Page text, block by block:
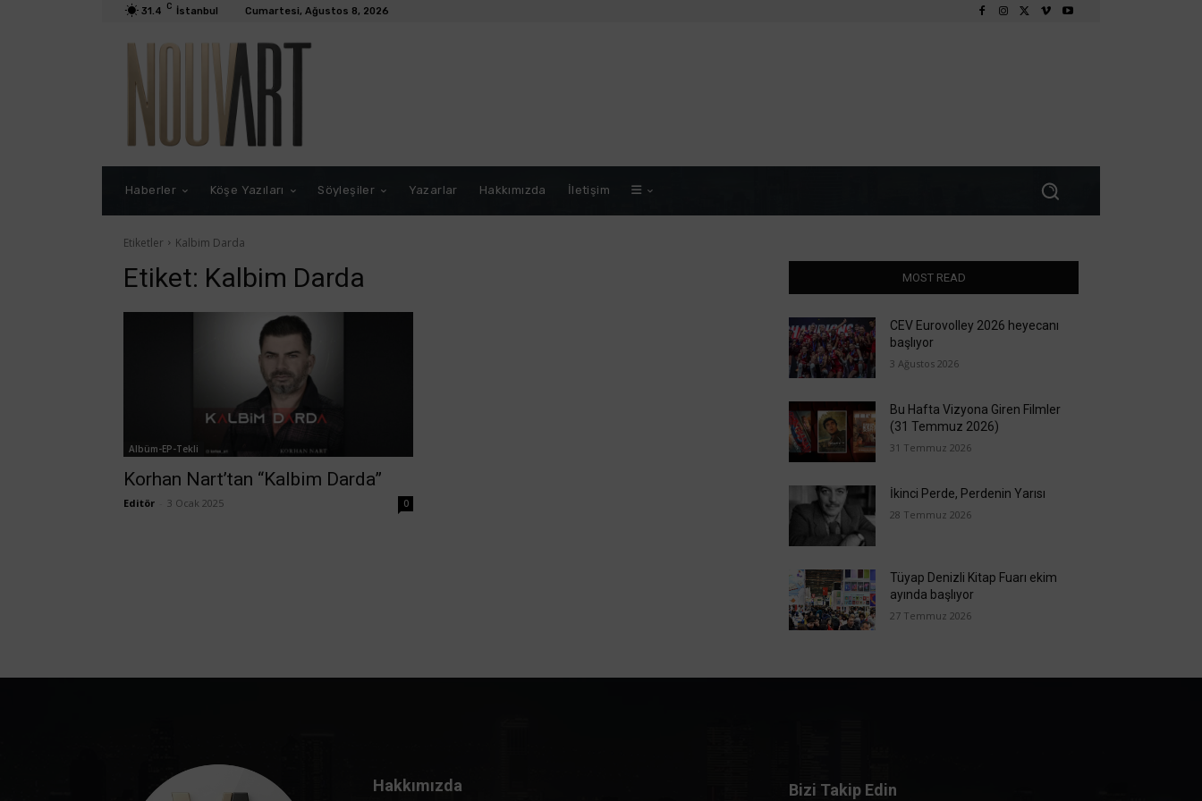
31.4 C İstanbul Cumartesi, Ağustos 8, 2026
Haberler Köşe Yazıları Söyleşiler Yazarlar Hakkımızda İletişim
Etiketler Kalbim Darda
Etiket: Kalbim Darda
Albüm-EP-Tekli
Korhan Nart’tan “Kalbim Darda”
Editör 3 Ocak 2025 0
MOST READ
CEV Eurovolley 2026 heyecanı
başlıyor
3 Ağustos 2026
Bu Hafta Vizyona Giren Filmler
(31 Temmuz 2026)
31 Temmuz 2026
İkinci Perde, Perdenin Yarısı
28 Temmuz 2026
Tüyap Denizli Kitap Fuarı ekim
ayında başlıyor
27 Temmuz 2026
Hakkımızda Bizi Takip Edin